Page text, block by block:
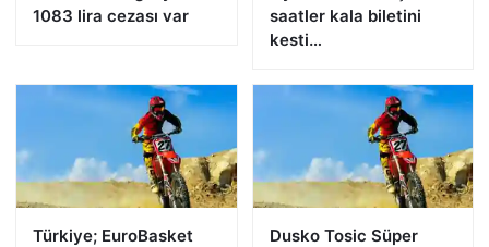
1083 lira cezası var
saatler kala biletini
kesti…
Türkiye; EuroBasket
Dusko Tosic Süper